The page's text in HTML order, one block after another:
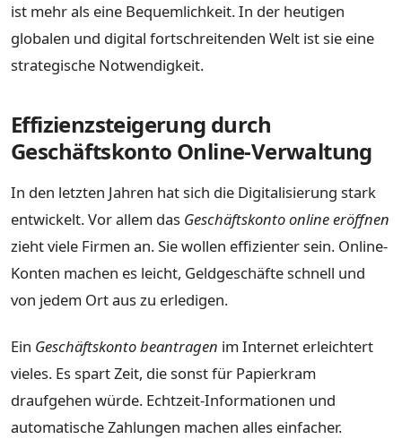
ist mehr als eine Bequemlichkeit. In der heutigen
globalen und digital fortschreitenden Welt ist sie eine
strategische Notwendigkeit.
Effizienzsteigerung durch
Geschäftskonto Online-Verwaltung
In den letzten Jahren hat sich die Digitalisierung stark
entwickelt. Vor allem das Geschäftskonto online eröffnen
zieht viele Firmen an. Sie wollen effizienter sein. Online-
Konten machen es leicht, Geldgeschäfte schnell und
von jedem Ort aus zu erledigen.
Ein Geschäftskonto beantragen im Internet erleichtert
vieles. Es spart Zeit, die sonst für Papierkram
draufgehen würde. Echtzeit-Informationen und
automatische Zahlungen machen alles einfacher.